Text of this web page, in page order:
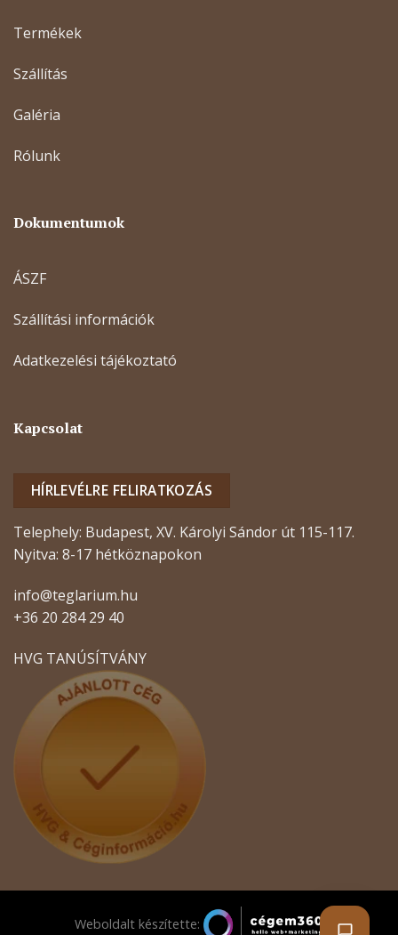
Termékek
Szállítás
Galéria
Rólunk
Dokumentumok
ÁSZF
Szállítási információk
Adatkezelési tájékoztató
Kapcsolat
HÍRLEVÉLRE FELIRATKOZÁS
Telephely: Budapest, XV. Károlyi Sándor út 115-117.
Nyitva: 8-17 hétköznapokon
info@teglarium.hu
+36 20 284 29 40
HVG TANÚSÍTVÁNY
Weboldalt készítette: